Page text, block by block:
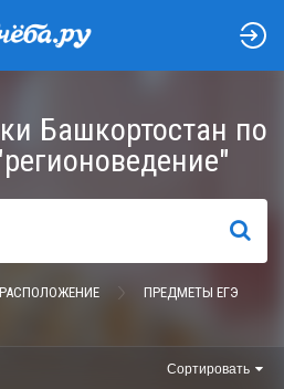
Башкортостан по
НАЙТИ
РАСПОЛОЖЕНИЕ ПРЕДМЕТЫ ЕГЭ
Сортировать